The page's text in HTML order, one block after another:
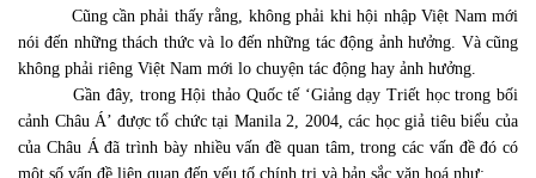
Cũng cần phải thấy rằng, không phải khi hội nhập Việt Nam mới
nói đến những thách thức và lo đến những tác động ảnh hưởng. Và cũng
không phải riêng Việt Nam mới lo chuyện tác động hay ảnh hưởng.
Gần đây, trong Hội thảo Quốc tế ‘Giảng dạy Triết học trong bối
cảnh Châu Á’ được tổ chức tại Manila 2, 2004, các học giả tiêu biểu của
của Châu Á đã trình bày nhiều vấn đề quan tâm, trong các vấn đề đó có
một số vấn đề liên quan đến yếu tố chính trị và bản sắc văn hoá như;